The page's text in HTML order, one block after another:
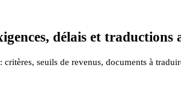
délais et traductions
seuils de revenus, documents à